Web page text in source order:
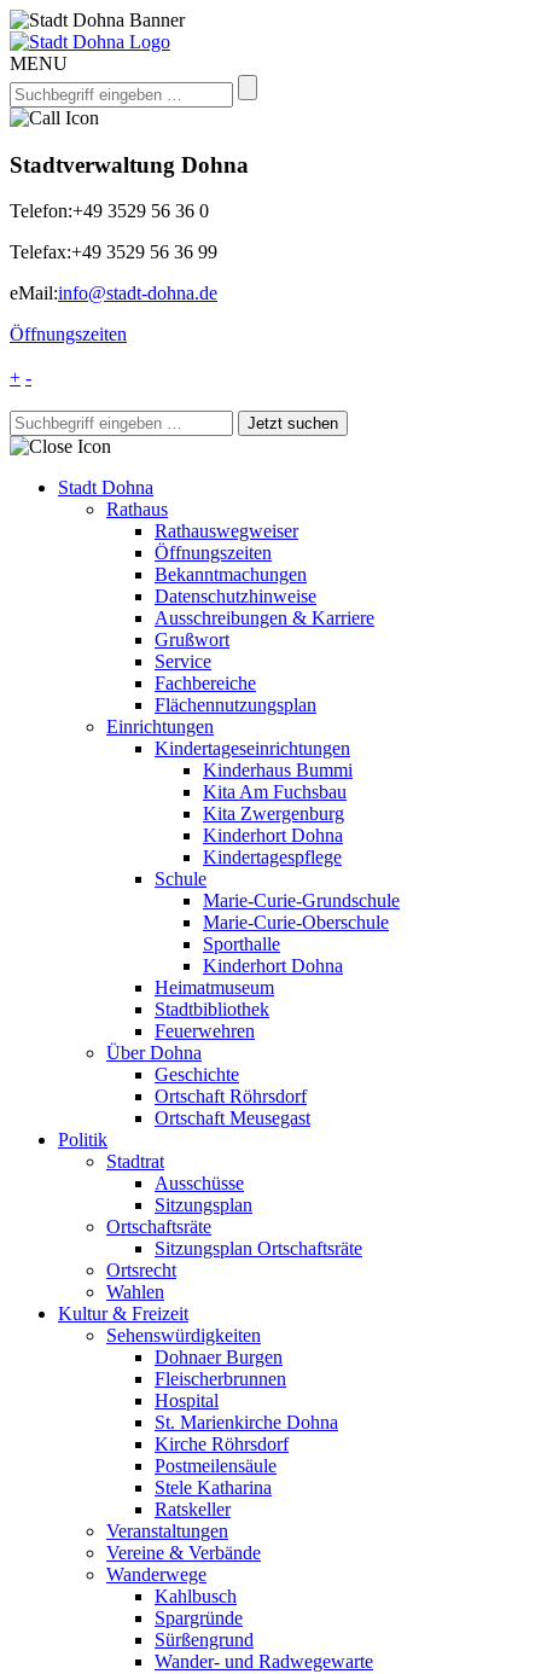
MENU
Stadtverwaltung Dohna
Telefon:+49 3529 56 36 0
Telefax:+49 3529 56 36 99
eMail:info@stadt-dohna.de
Öffnungszeiten
+ -
Stadt Dohna
Rathaus
Rathauswegweiser
Öffnungszeiten
Bekanntmachungen
Datenschutzhinweise
Ausschreibungen & Karriere
Grußwort
Service
Fachbereiche
Flächennutzungsplan
Einrichtungen
Kindertageseinrichtungen
Kinderhaus Bummi
Kita Am Fuchsbau
Kita Zwergenburg
Kinderhort Dohna
Kindertagespflege
Schule
Marie-Curie-Grundschule
Marie-Curie-Oberschule
Sporthalle
Kinderhort Dohna
Heimatmuseum
Stadtbibliothek
Feuerwehren
Über Dohna
Geschichte
Ortschaft Röhrsdorf
Ortschaft Meusegast
Politik
Stadtrat
Ausschüsse
Sitzungsplan
Ortschaftsräte
Sitzungsplan Ortschaftsräte
Ortsrecht
Wahlen
Kultur & Freizeit
Sehenswürdigkeiten
Dohnaer Burgen
Fleischerbrunnen
Hospital
St. Marienkirche Dohna
Kirche Röhrsdorf
Postmeilensäule
Stele Katharina
Ratskeller
Veranstaltungen
Vereine & Verbände
Wanderwege
Kahlbusch
Spargründe
Sürßengrund
Wander- und Radwegewarte